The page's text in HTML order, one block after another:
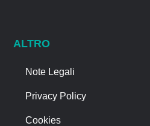
ALTRO
Note Legali
Privacy Policy
Cookies